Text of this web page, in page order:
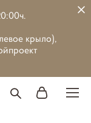
крыло),